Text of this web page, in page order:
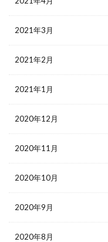
2021年3月
2021年2月
2021年1月
2020年12月
2020年11月
2020年10月
2020年9月
2020年8月